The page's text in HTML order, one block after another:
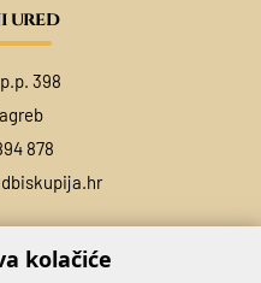
ured
398
878
kolačiće